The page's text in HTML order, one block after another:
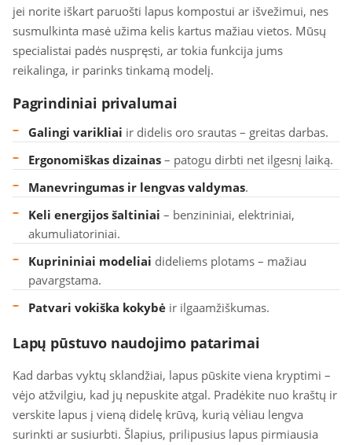
jei norite iškart paruošti lapus kompostui ar išvežimui, nes
susmulkinta masė užima kelis kartus mažiau vietos. Mūsų
specialistai padės nuspręsti, ar tokia funkcija jums
reikalinga, ir parinks tinkamą modelį.
Pagrindiniai privalumai
Galingi varikliai ir didelis oro srautas – greitas darbas.
Ergonomiškas dizainas – patogu dirbti net ilgesnį laiką.
Manevringumas ir lengvas valdymas.
Keli energijos šaltiniai – benzininiai, elektriniai,
akumuliatoriniai.
Kuprininiai modeliai dideliems plotams – mažiau
pavargstama.
Patvari vokiška kokybė ir ilgaamžiškumas.
Lapų pūstuvo naudojimo patarimai
Kad darbas vyktų sklandžiai, lapus pūskite viena kryptimi –
vėjo atžvilgiu, kad jų nepuskite atgal. Pradėkite nuo kraštų ir
verskite lapus į vieną didelę krūvą, kurią vėliau lengva
surinkti ar susiurbti. Šlapius, prilipusius lapus pirmiausia